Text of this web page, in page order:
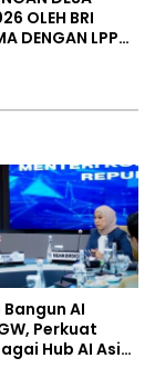
OLEH BRI
DENGAN LPPM
AI
Perkuat
Hub AI Asia